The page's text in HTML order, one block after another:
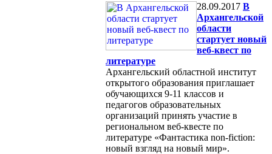
28.09.2017 В
Архангельской
области
стартует новый
веб-квест по
литературе
Архангельский областной институт
открытого образования приглашает
обучающихся 9-11 классов и
педагогов образовательных
организаций принять участие в
региональном веб-квесте по
литературе «Фантастика non-fiction:
новый взгляд на новый мир».